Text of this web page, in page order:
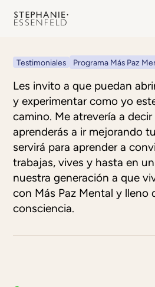
Testimoniales Programa Más Paz
Les invito a que puedan
y experimentar como yo
camino. Me atrevería a
aprenderás a ir mejorando
servirá para aprender a
trabajas, vives y hasta en
nuestra generación a que
con Más Paz Mental y lleno
consciencia.